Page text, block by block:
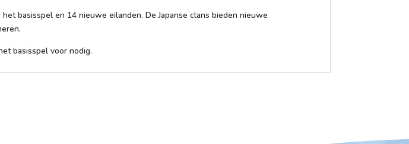
basisspel en 14 nieuwe eilanden. De Japanse clans bieden nieuwe
basisspel voor nodig.